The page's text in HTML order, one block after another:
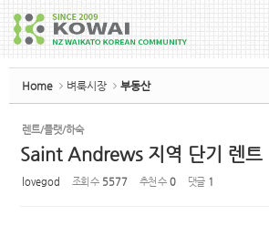
Home 벼룩시장 부동산
렌트/플랫/하숙
Saint Andrews 지역 단기 렌트
lovegod 조회 수 5577 추천 수 0 댓글 1
Sketchbook5, 스케
Sketchbook5, 스케치북5